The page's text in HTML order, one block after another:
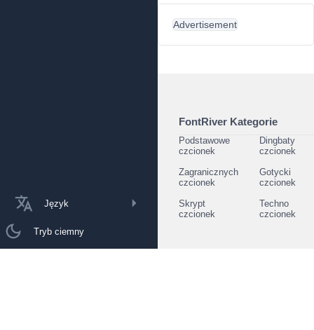
Język
Tryb ciemny
Advertisement
FontRiver Kategorie
Podstawowe
czcionek
Dingbaty
czcionek
Zagranicznych
czcionek
Gotycki
czcionek
Skrypt
czcionek
Techno
czcionek